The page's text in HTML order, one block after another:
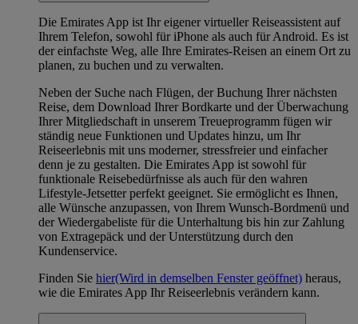
Die Emirates App ist Ihr eigener virtueller Reiseassistent auf
Ihrem Telefon, sowohl für iPhone als auch für Android. Es ist
der einfachste Weg, alle Ihre Emirates-Reisen an einem Ort zu
planen, zu buchen und zu verwalten.
Neben der Suche nach Flügen, der Buchung Ihrer nächsten
Reise, dem Download Ihrer Bordkarte und der Überwachung
Ihrer Mitgliedschaft in unserem Treueprogramm fügen wir
ständig neue Funktionen und Updates hinzu, um Ihr
Reiseerlebnis mit uns moderner, stressfreier und einfacher
denn je zu gestalten. Die Emirates App ist sowohl für
funktionale Reisebedürfnisse als auch für den wahren
Lifestyle-Jetsetter perfekt geeignet. Sie ermöglicht es Ihnen,
alle Wünsche anzupassen, von Ihrem Wunsch-Bordmenü und
der Wiedergabeliste für die Unterhaltung bis hin zur Zahlung
von Extragepäck und der Unterstützung durch den
Kundenservice.
Finden Sie hier(Wird in demselben Fenster geöffnet) heraus,
wie die Emirates App Ihr Reiseerlebnis verändern kann.